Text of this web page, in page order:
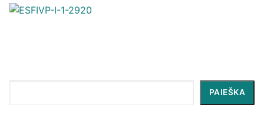
PAIEŠKA